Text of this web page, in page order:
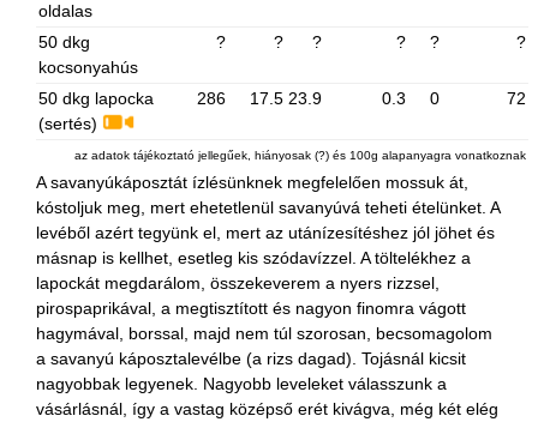
oldalas
50 dkg
kocsonyahús
? ? ? ? ? ?
50 dkg lapocka
(sertés)
286 17.5 23.9 0.3 0 72
az adatok tájékoztató jellegűek, hiányosak (?) és 100g alapanyagra vonatkoznak
A savanyúkáposztát ízlésünknek megfelelően mossuk át,
kóstoljuk meg, mert ehetetlenül savanyúvá teheti ételünket. A
levéből azért tegyünk el, mert az utánízesítéshez jól jöhet és
másnap is kellhet, esetleg kis szódavízzel. A töltelékhez a
lapockát megdarálom, összekeverem a nyers rizzsel,
pirospaprikával, a megtisztított és nagyon finomra vágott
hagymával, borssal, majd nem túl szorosan, becsomagolom
a savanyú káposztalevélbe (a rizs dagad). Tojásnál kicsit
nagyobbak legyenek. Nagyobb leveleket válasszunk a
vásárlásnál, így a vastag középső erét kivágva, még két elég